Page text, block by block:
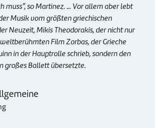
muss“, so Martinez. ... Vor allem aber lebt
Musik vom größten griechischen
Neuzeit, Mikis Theodorakis, der nicht nur
Film Zorbas, der Grieche
in der Hauptrolle schrieb, sondern den
großes Ballett übersetzte.